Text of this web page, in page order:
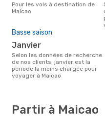
Pour les vols à destination de
Maicao
Selon
Basse saison
janvier
Selon les données de recherche
de nos clients, janvier est la
période la moins chargée pour
voyager à Maicao
Partir à Maicao